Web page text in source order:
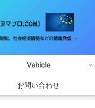
Vehicle
お問い合わせ